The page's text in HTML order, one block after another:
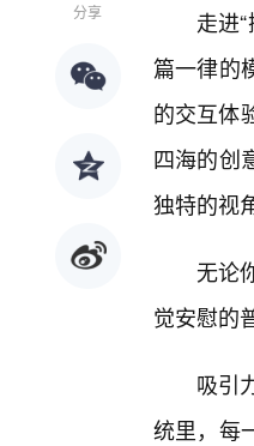
分享
走进
篇一律的
的交互体
四海的创
独特的视
无论
觉安慰的
吸引
统里，每